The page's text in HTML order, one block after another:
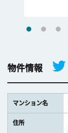
物件情報
マンション名
住所